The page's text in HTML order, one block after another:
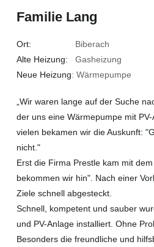
Familie Lang
Ort: Biberach
Alte Heizung: Gasheizung
Neue Heizung: Wärmepumpe
„Wir waren lange auf der Suche
der uns eine Wärmepumpe mit
vielen bekamen wir die Auskunft:
nicht."
Erst die Firma Prestle kam mit
bekommen wir hin". Nach einer
Ziele schnell abgesteckt.
Schnell, kompetent und sauber
und PV-Anlage installiert. Ohne
Besonders die freundliche und